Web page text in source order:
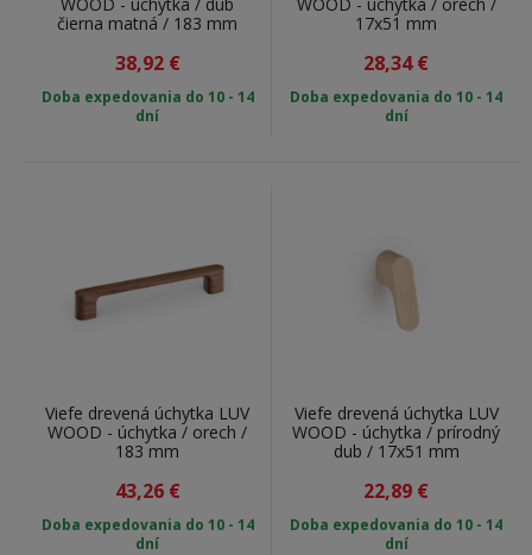
výraznú kresbu.
Orech:Orech má výraznú štruktúru dreva čo vytvára
čierna matná / 183 mm
38,92 €
Doba expedovania do 10 - 14
dní
17x51 mm
28,34 €
Doba expedovania do 10 - 14
dní
Viefe drevená úchytka LUV
WOOD - úchytka / orech /
183 mm
43,26 €
Doba expedovania do 10 - 14
dní
Viefe drevená úchytka LUV
WOOD - úchytka / prírodný
dub / 17x51 mm
22,89 €
Doba expedovania do 10 - 14
dní